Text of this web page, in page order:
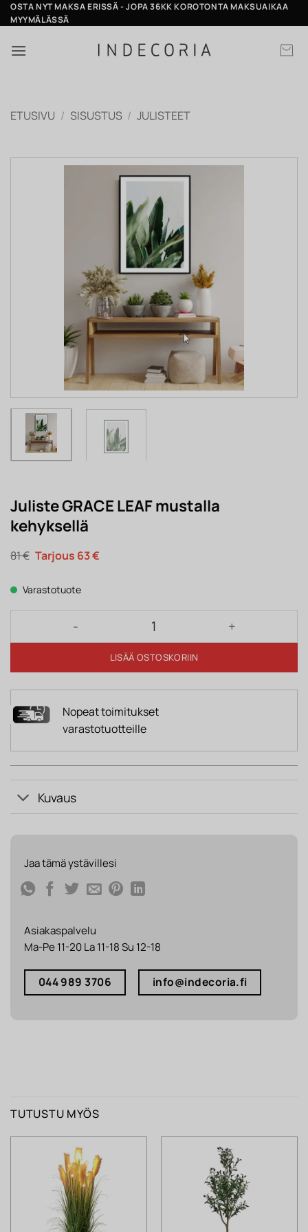
Skip
to
OSTA NYT MAKSA ERISSÄ - JOPA 36KK KOROTONTA MAKSUAIKAA
MYYMÄLÄSSÄ
ETUSIVU / SISUSTUS / JULISTEET
Juliste GRACE LEAF mustalla
kehyksellä
81€ Alkuperäinen
hinta
81 €.
63€Nykyinen
Varastotuote
Juliste GRACE LEAF mustalla kehyksellä määrä
LISÄÄ OSTOSKORIIN
Nopeat toimitukset
varastotuotteille
Kuvaus
Jaa tämä ystävillesi
Asiakaspalvelu
Ma-Pe 11-20 La 11-18 Su 12-18
044 989 3706 info@indecoria.fi
TUTUSTU MYÖS